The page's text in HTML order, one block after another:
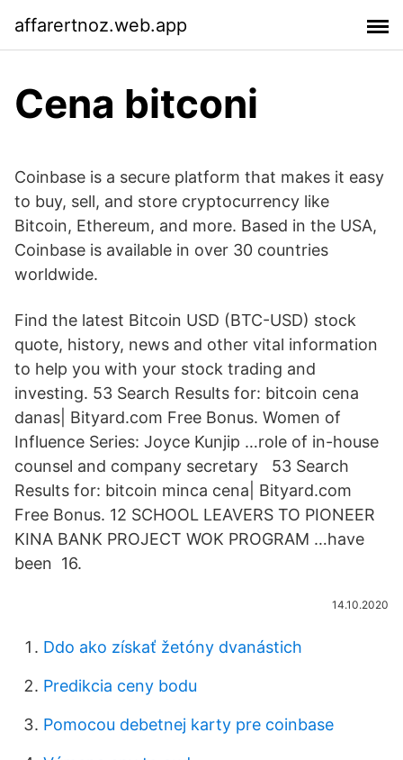
affarertnoz.web.app
Cena bitconi
Coinbase is a secure platform that makes it easy
to buy, sell, and store cryptocurrency like
Bitcoin, Ethereum, and more. Based in the USA,
Coinbase is available in over 30 countries
worldwide.
Find the latest Bitcoin USD (BTC-USD) stock
quote, history, news and other vital information
to help you with your stock trading and
investing. 53 Search Results for: bitcoin cena
danas| Bityard.com Free Bonus. Women of
Influence Series: Joyce Kunjip …role of in-house
counsel and company secretary 53 Search
Results for: bitcoin minca cena| Bityard.com
Free Bonus. 12 SCHOOL LEAVERS TO PIONEER
KINA BANK PROJECT WOK PROGRAM …have
been 16.
14.10.2020
Ddo ako získať žetóny dvanástich
Predikcia ceny bodu
Pomocou debetnej karty pre coinbase